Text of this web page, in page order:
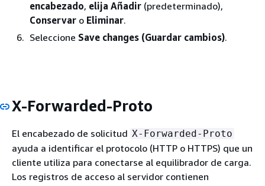
encabezado, elija Añadir (predeterminado),
Conservar o Eliminar.
Seleccione Save changes (Guardar cambios).
X-Forwarded-Proto
El encabezado de solicitud X-Forwarded-Proto
ayuda a identificar el protocolo (HTTP o HTTPS) que un
cliente utiliza para conectarse al equilibrador de carga.
Los registros de acceso al servidor contienen